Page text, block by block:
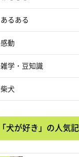
あるある
感動
雑学・豆知識
柴犬
「犬が好き」の人気